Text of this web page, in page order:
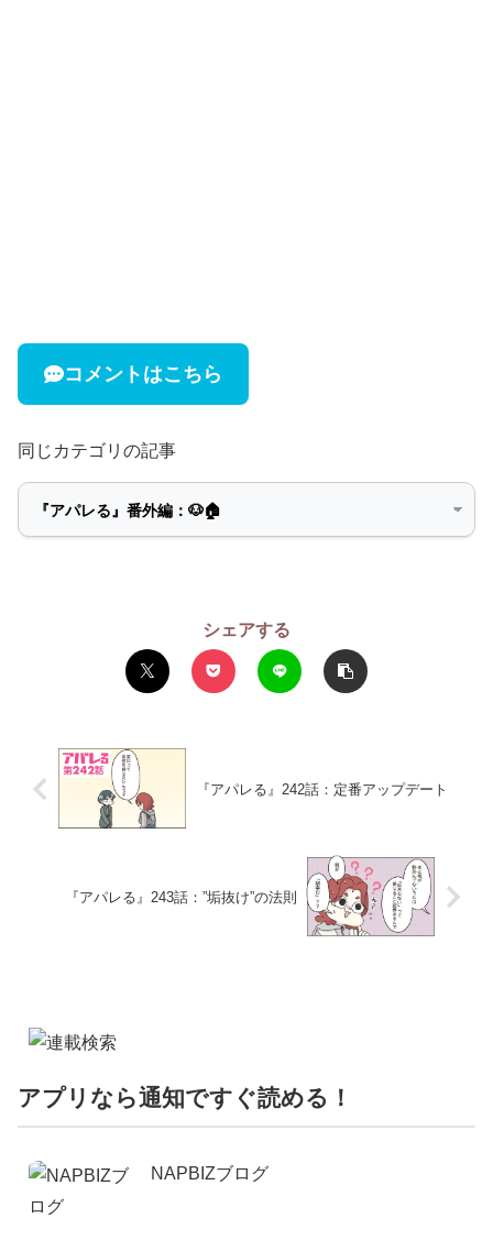
コメントはこちら
同じカテゴリの記事
シェアする
『アパレる』242話：定番アップデート
『アパレる』243話：”垢抜け”の法則
アプリなら通知ですぐ読める！
NAPBIZブログ